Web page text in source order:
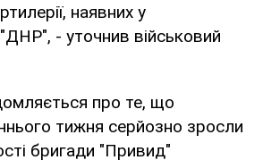
наявних у
- уточнив військовий
про те, що
тижня серйозно зросли
бригади "Привид"